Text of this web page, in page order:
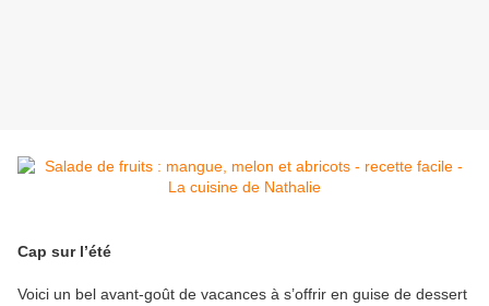
Cap sur l’été
Voici un bel avant-goût de vacances à s’offrir en guise de dessert